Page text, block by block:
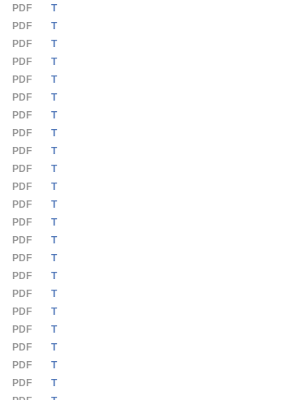
PDF
Τ
PDF
Τ
PDF
Τ
PDF
Τ
PDF
Τ
PDF
Τ
PDF
Τ
PDF
Τ
PDF
Τ
PDF
Τ
PDF
Τ
PDF
Τ
PDF
Τ
PDF
Τ
PDF
Τ
PDF
Τ
PDF
Τ
PDF
Τ
PDF
Τ
PDF
Τ
PDF
Τ
PDF
Τ